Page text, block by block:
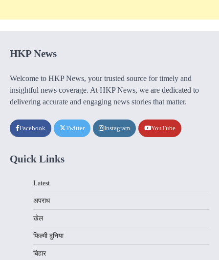
HKP News
Welcome to HKP News, your trusted source for timely and
insightful news coverage. At HKP News, we are dedicated to
delivering accurate and engaging news stories that matter.
Facebook Twitter Instagram YouTube
Quick Links
Latest
अपराध
खेल
फिल्मी दुनिया
बिहार